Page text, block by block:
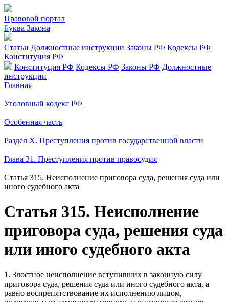
Правовой портал
Буква Закона
Статьи Должностные инструкции Законы РФ Кодексы РФ
Конституция РФ
Конституция РФ Кодексы РФ Законы РФ Должностные
инструкции
Главная
Уголовный кодекс РФ
Особенная часть
Раздел X. Преступления против государственной власти
Глава 31. Преступления против правосудия
Статья 315. Неисполнение приговора суда, решения суда или
иного судебного акта
Статья 315. Неисполнение
приговора суда, решения суда
или иного судебного акта
1. Злостное неисполнение вступивших в законную силу
приговора суда, решения суда или иного судебного акта, а
равно воспрепятствование их исполнению лицом,